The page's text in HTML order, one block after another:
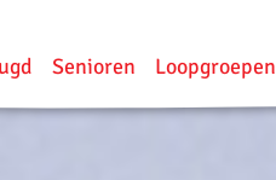
Senioren Loopgroepen